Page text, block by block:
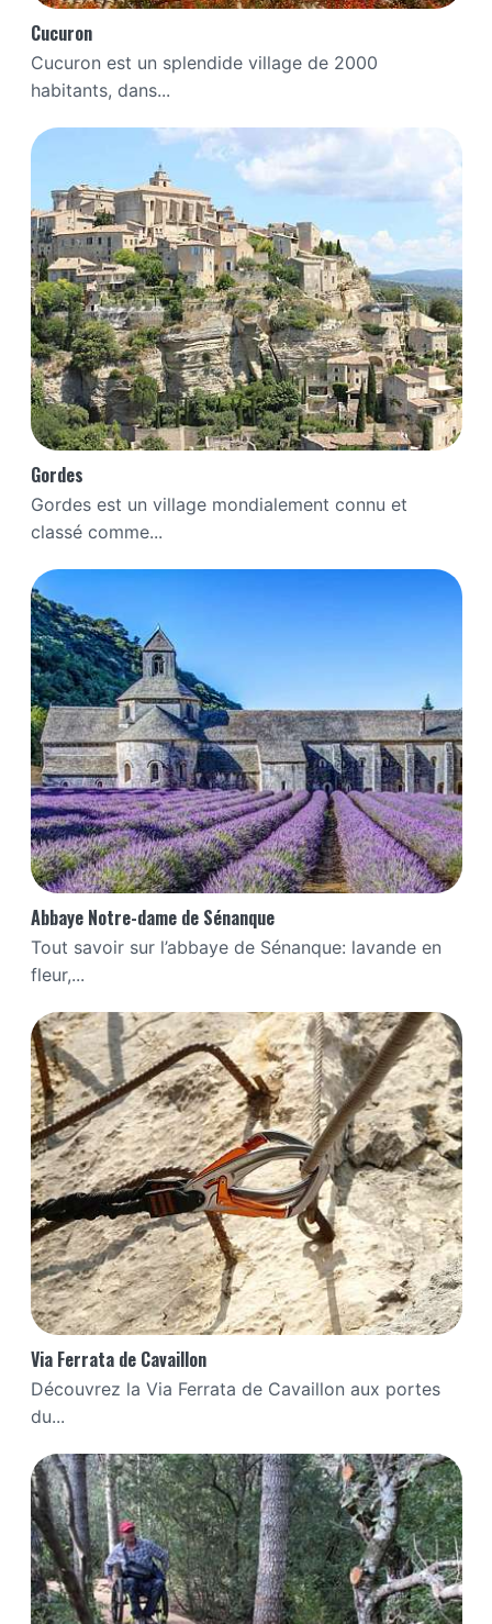
Cucuron
Cucuron est un splendide village de 2000
habitants, dans...
Gordes
Gordes est un village mondialement connu et
classé comme...
Abbaye Notre-dame de Sénanque
Tout savoir sur l’abbaye de Sénanque: lavande en
fleur,...
Via Ferrata de Cavaillon
Découvrez la Via Ferrata de Cavaillon aux portes
du...